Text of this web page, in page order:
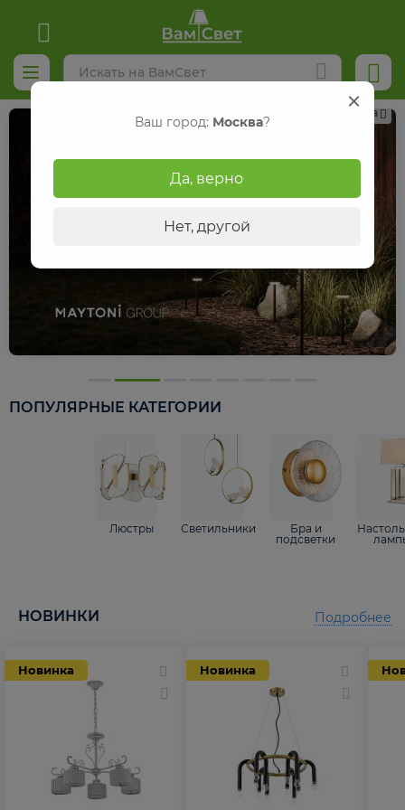
Реклама
ПОПУЛЯРНЫЕ КАТЕГОРИИ
Люстры Светильники
Бра и
подсветки
НОВИНКИ
Новинка Новинка
Подробнее
Ваш город: Москва?
Да, верно
Нет, другой